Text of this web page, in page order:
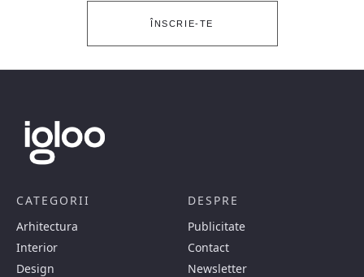
ÎNSCRIE-TE
CATEGORII
Arhitectura
Interior
Design
DESPRE
Publicitate
Contact
Newsletter